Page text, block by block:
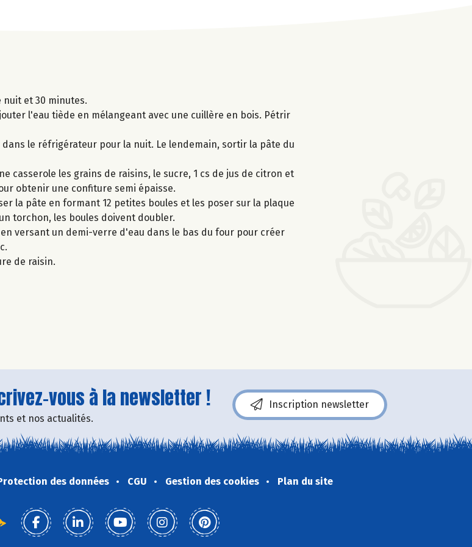
et 30 minutes.
l'eau tiède en mélangeant avec une cuillère en bois. Pétrir
le réfrigérateur pour la nuit. Le lendemain, sortir la pâte du
casserole les grains de raisins, le sucre, 1 cs de jus de citron et
obtenir une confiture semi épaisse.
la pâte en formant 12 petites boules et les poser sur la plaque
torchon, les boules doivent doubler.
versant un demi-verre d'eau dans le bas du four pour créer
de raisin.
vous à la newsletter !
et nos actualités.
Inscription newsletter
des données CGU Gestion des cookies Plan du site